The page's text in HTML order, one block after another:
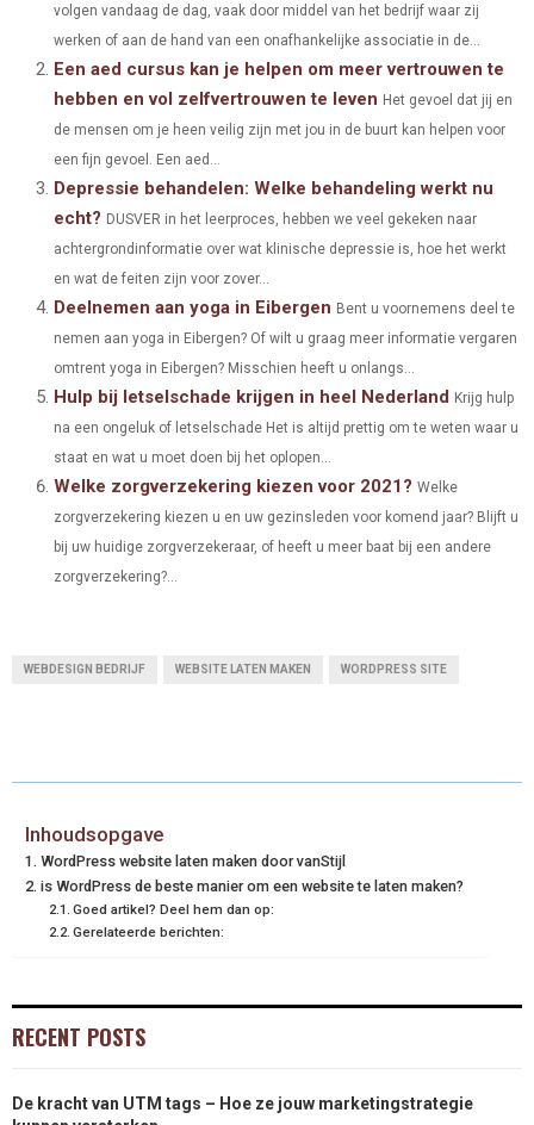
R
O
W
T
E
R
)
R
O
E
B
O
K
R
O
T
R
S
T
R
O
K
D
N
O
volgen vandaag de dag, vaak door middel van het bedrijf waar zij
werken of aan de hand van een onafhankelijke associatie in de...
Een aed cursus kan je helpen om meer vertrouwen te
hebben en vol zelfvertrouwen te leven Het gevoel dat jij en
de mensen om je heen veilig zijn met jou in de buurt kan helpen voor
een fijn gevoel. Een aed...
Depressie behandelen: Welke behandeling werkt nu
echt? DUSVER in het leerproces, hebben we veel gekeken naar
achtergrondinformatie over wat klinische depressie is, hoe het werkt
en wat de feiten zijn voor zover...
Deelnemen aan yoga in Eibergen Bent u voornemens deel te
nemen aan yoga in Eibergen? Of wilt u graag meer informatie vergaren
omtrent yoga in Eibergen? Misschien heeft u onlangs...
Hulp bij letselschade krijgen in heel Nederland Krijg hulp
na een ongeluk of letselschade Het is altijd prettig om te weten waar u
staat en wat u moet doen bij het oplopen...
Welke zorgverzekering kiezen voor 2021? Welke
zorgverzekering kiezen u en uw gezinsleden voor komend jaar? Blijft u
bij uw huidige zorgverzekeraar, of heeft u meer baat bij een andere
zorgverzekering?...
WEBDESIGN BEDRIJF WEBSITE LATEN MAKEN WORDPRESS SITE
Inhoudsopgave
WordPress website laten maken door vanStijl
is WordPress de beste manier om een ​​website te laten maken?
Goed artikel? Deel hem dan op:
Gerelateerde berichten:
RECENT POSTS
De kracht van UTM tags – Hoe ze jouw marketingstrategie